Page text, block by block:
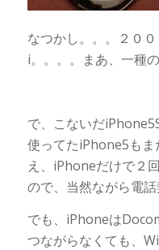
なつかし。。。２０
i。。。。まあ、一種
で、こないだ
使ってたiPhone5も
え、iPhoneだけで２
ので、当然ながら電
でも、iPhoneは
つながらなくても、